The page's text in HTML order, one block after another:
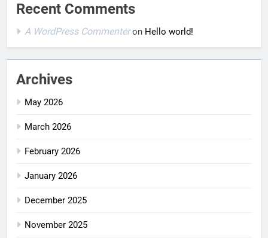
Recent Comments
A WordPress Commenteron Hello world!
Archives
May 2026
March 2026
February 2026
January 2026
December 2025
November 2025